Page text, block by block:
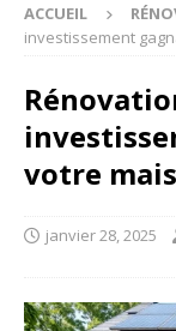
ACCUEIL
investissement
votre
janvier 28, 2025